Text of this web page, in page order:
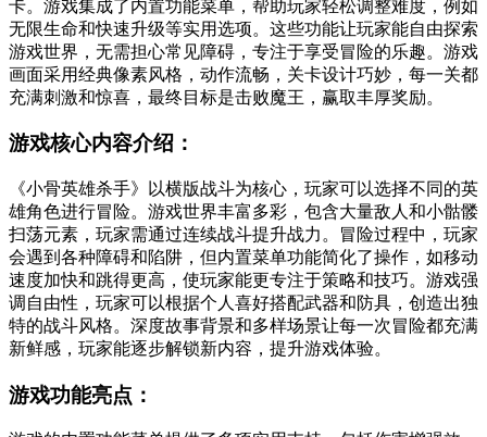
卡。游戏集成了内置功能菜单，帮助玩家轻松调整难度，例如
无限生命和快速升级等实用选项。这些功能让玩家能自由探索
游戏世界，无需担心常见障碍，专注于享受冒险的乐趣。游戏
画面采用经典像素风格，动作流畅，关卡设计巧妙，每一关都
充满刺激和惊喜，最终目标是击败魔王，赢取丰厚奖励。
游戏核心内容介绍：
《小骨英雄杀手》以横版战斗为核心，玩家可以选择不同的英
雄角色进行冒险。游戏世界丰富多彩，包含大量敌人和小骷髅
扫荡元素，玩家需通过连续战斗提升战力。冒险过程中，玩家
会遇到各种障碍和陷阱，但内置菜单功能简化了操作，如移动
速度加快和跳得更高，使玩家能更专注于策略和技巧。游戏强
调自由性，玩家可以根据个人喜好搭配武器和防具，创造出独
特的战斗风格。深度故事背景和多样场景让每一次冒险都充满
新鲜感，玩家能逐步解锁新内容，提升游戏体验。
游戏功能亮点：